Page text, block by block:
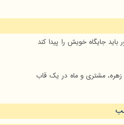
جایگاه خویش را پیدا کند